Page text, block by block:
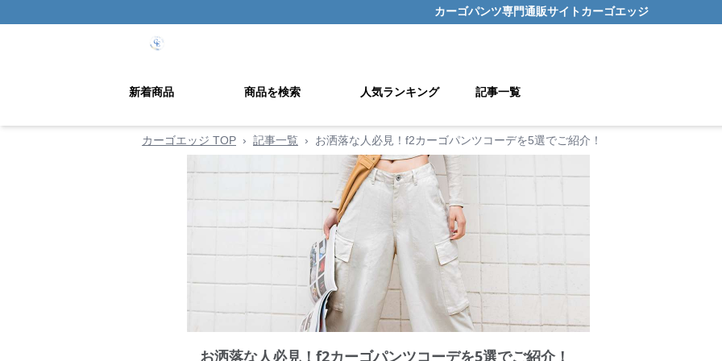
カーゴパンツ専門通販サイト カーゴエッジ
新着商品 商品を検索 人気ランキング 記事一覧
カーゴエッジ TOP › 記事一覧 › お洒落な人必見！f2カーゴパンツコーデを5選でご紹介！
お洒落な人必見！f2カーゴパンツコーデを5選でご紹介！